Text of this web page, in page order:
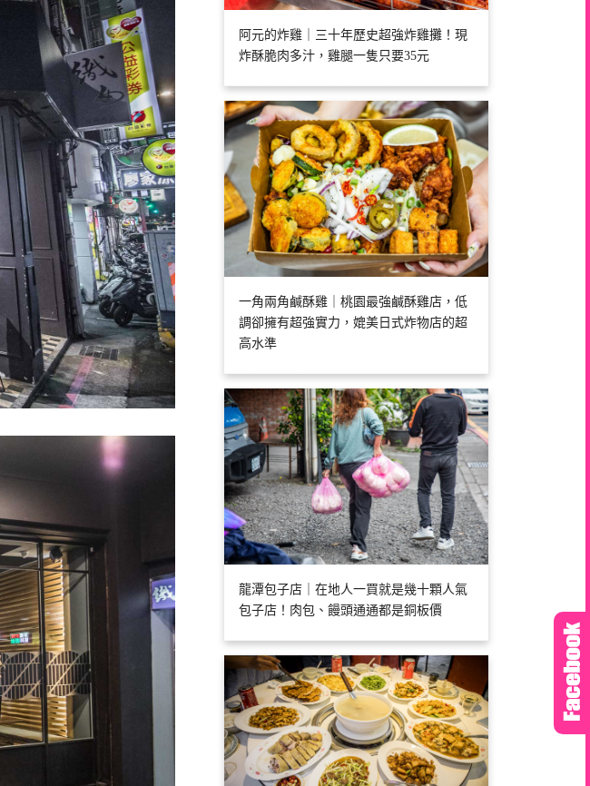
阿元的炸雞｜三十年歷史超強炸雞攤！現
炸酥脆肉多汁，雞腿一隻只要35元
一角兩角鹹酥雞｜桃園最強鹹酥雞店，低
調卻擁有超強實力，媲美日式炸物店的超
高水準
龍潭包子店｜在地人一買就是幾十顆人氣
包子店！肉包、饅頭通通都是銅板價